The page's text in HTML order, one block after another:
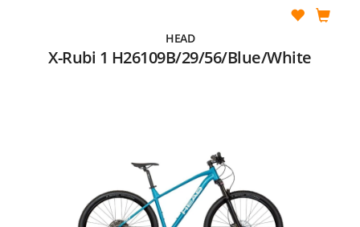
HEAD
X-Rubi 1 H26109B/29/56/Blue/White